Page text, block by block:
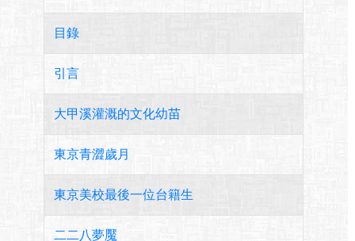
目錄
引言
大甲溪灌溉的文化幼苗
東京青澀歲月
東京美校最後一位台籍生
二二八夢魘